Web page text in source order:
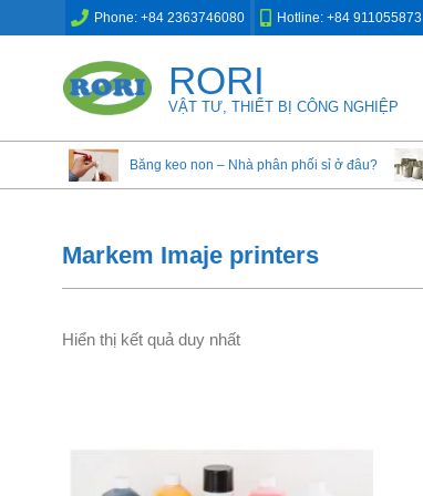
to
Phone: +84 2363746080 Hotline: +84 911055873
RORI
VẬT TƯ, THIẾT BỊ CÔNG NGHIỆP
Băng keo non – Nhà phân phối sỉ ở đâu?
Markem Imaje printers
Hiển thị kết quả duy nhất